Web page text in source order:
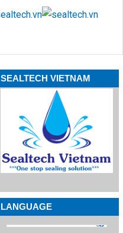
SEALTECH VIETNAM
LANGUAGE